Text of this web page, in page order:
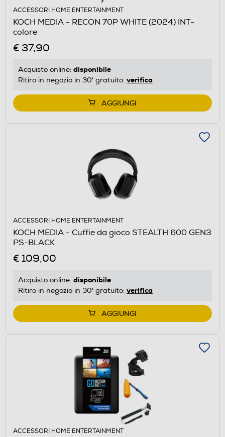
ACCESSORI HOME ENTERTAINMENT
KOCH MEDIA - RECON 70P WHITE (2024) INT-
colore
€ 37,90
Acquisto online: disponibile
Ritiro in negozio in 30' gratuito: verifica
AGGIUNGI
ACCESSORI HOME ENTERTAINMENT
KOCH MEDIA - Cuffie da gioco STEALTH 600 GEN3
PS-BLACK
€ 109,00
Acquisto online: disponibile
Ritiro in negozio in 30' gratuito: verifica
AGGIUNGI
ACCESSORI HOME ENTERTAINMENT